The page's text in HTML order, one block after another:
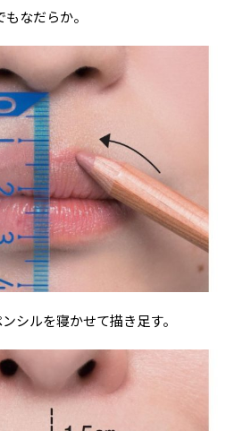
なだらか。
シルを寝かせて描き足す。